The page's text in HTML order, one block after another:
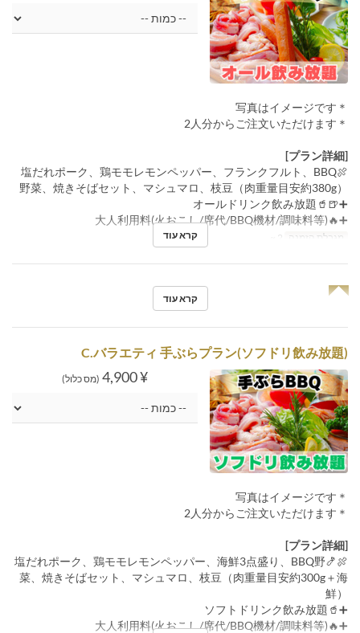
＊写真はイメージです
＊2人分からご注文いただけます
[プラン詳細]
🍖塩だれポーク、鶏モモレモンペッパー、フランクフルト、BBQ
野菜、焼きそばセット、マシュマロ、枝豆（肉重量目安約380g）
➕🍺🥤オールドリンク飲み放題
➕🔥大人利用料(火おこし/席代/BBQ機材/調味料等)
מגבלת הזמנה קרא עוד
◥◤
קרא עוד
C.バラエティ 手ぶらプラン(ソフドリ飲み放題)
¥ 4,900 (מס כלול)
＊写真はイメージです
＊2人分からご注文いただけます
[プラン詳細]
🍖🍤塩だれポーク、鶏モモレモンペッパー、海鮮3点盛り、BBQ野
菜、焼きそばセット、マシュマロ、枝豆（肉重量目安約300g＋海
鮮）
➕🥤ソフトドリンク飲み放題
➕🔥大人利用料(火おこし/席代/BBQ機材/調味料等)